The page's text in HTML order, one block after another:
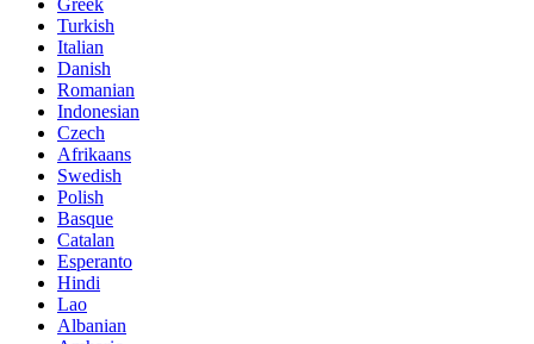
Greek
Turkish
Italian
Danish
Romanian
Indonesian
Czech
Afrikaans
Swedish
Polish
Basque
Catalan
Esperanto
Hindi
Lao
Albanian